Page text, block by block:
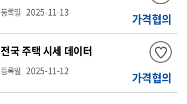
등록일 2025-11-13 가격협의
전국 주택 시세 데이터
등록일 2025-11-12 가격협의